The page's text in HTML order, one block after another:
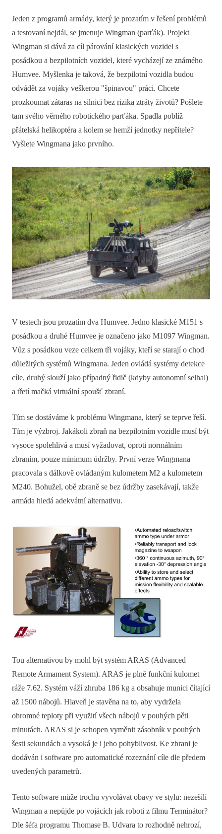
Jeden z programů armády, který je prozatím v řešení problémů
a testovaní nejdál, se jmenuje Wingman (parťák). Projekt
Wingman si dává za cíl párování klasických vozidel s
posádkou a bezpilotních vozidel, které vycházejí ze známého
Humvee. Myšlenka je taková, že bezpilotní vozidla budou
odvádět za vojáky veškerou "špinavou" práci. Chcete
prozkoumat zátaras na silnici bez rizika ztráty životů? Pošlete
tam svého věrného robotického parťáka. Spadla poblíž
přátelská helikoptéra a kolem se hemží jednotky nepřítele?
Vyšlete Wingmana jako prvního.
V testech jsou prozatím dva Humvee. Jedno klasické M151 s
posádkou a druhé Humvee je označeno jako M1097 Wingman.
Vůz s posádkou veze celkem tři vojáky, kteří se starají o chod
důležitých systémů Wingmana. Jeden ovládá systémy detekce
cíle, druhý slouží jako případný řidič (kdyby autonomní selhal)
a třetí mačká virtuální spoušť zbraní.
Tím se dostáváme k problému Wingmana, který se teprve řeší.
Tím je výzbroj. Jakákoli zbraň na bezpilotním vozidle musí být
vysoce spolehlivá a musí vyžadovat, oproti normálním
zbraním, pouze minimum údržby. První verze Wingmana
pracovala s dálkově ovládaným kulometem M2 a kulometem
M240. Bohužel, obě zbraně se bez údržby zasekávají, takže
armáda hledá adekvátní alternativu.
Tou alternativou by mohl být systém ARAS (Advanced
Remote Armament System). ARAS je plně funkční kulomet
ráže 7.62. Systém váží zhruba 186 kg a obsahuje munici čítající
až 1500 nábojů. Hlaveň je stavěna na to, aby vydržela
ohromné teploty při využití všech nábojů v pouhých pěti
minutách. ARAS si je schopen vyměnit zásobník v pouhých
šesti sekundách a vysoká je i jeho pohyblivost. Ke zbrani je
dodáván i software pro automatické rozeznání cíle dle předem
uvedených parametrů.
Tento software může trochu vyvolávat obavy ve stylu: nezešílí
Wingman a nepůjde po vojácích jak roboti z filmu Terminátor?
Dle šéfa programu Thomase B. Udvara to rozhodně nehrozí,